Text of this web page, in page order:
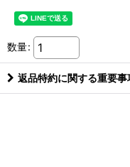
数量:
返品特約に関する重要事